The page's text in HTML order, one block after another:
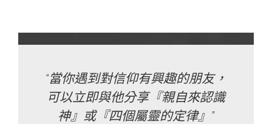
“當你遇到對信仰有興趣的朋友，
可以立即與他分享『親自來認識
神』或『四個屬靈的定律』”